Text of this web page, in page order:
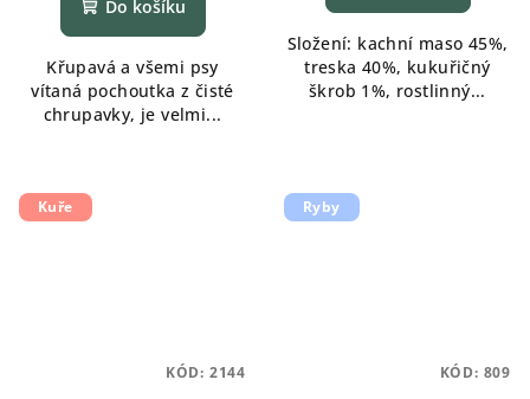
Do košíku
Křupavá a všemi psy
vítaná pochoutka z čisté
chrupavky, je velmi...
z
5
hvězdiček.
Složení: kachní maso 45%,
treska 40%, kukuřičný
škrob 1%, rostlinný...
Kuře
KÓD: 2144
Ryby
KÓD: 809